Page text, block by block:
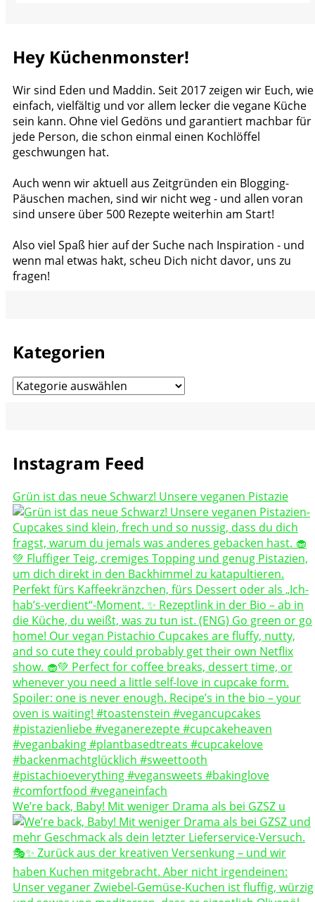
Hey Küchenmonster!
Wir sind Eden und Maddin. Seit 2017 zeigen wir Euch, wie
einfach, vielfältig und vor allem lecker die vegane Küche
sein kann. Ohne viel Gedöns und garantiert machbar für
jede Person, die schon einmal einen Kochlöffel
geschwungen hat.
Auch wenn wir aktuell aus Zeitgründen ein Blogging-
Päuschen machen, sind wir nicht weg - und allen voran
sind unsere über 500 Rezepte weiterhin am Start!
Also viel Spaß hier auf der Suche nach Inspiration - und
wenn mal etwas hakt, scheu Dich nicht davor, uns zu
fragen!
Kategorien
Kategorien
Instagram Feed
Grün ist das neue Schwarz! Unsere veganen Pistazie
We’re back, Baby! Mit weniger Drama als bei GZSZ u